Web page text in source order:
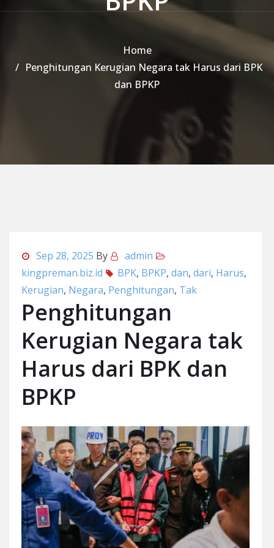
Home
Penghitungan Kerugian Negara tak Harus dari BPK
dan BPKP
Sep 28, 2025 By
admin
kingpreman.biz.id
BPK, BPKP, dan, dari, Harus,
Kerugian, Negara, Penghitungan, Tak
Penghitungan
Kerugian Negara tak
Harus dari BPK dan
BPKP